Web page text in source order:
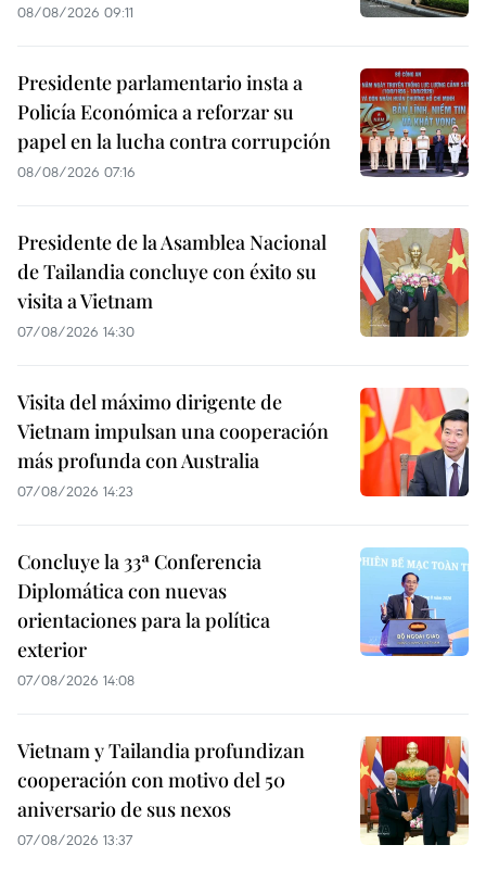
08/08/2026 09:11
Presidente parlamentario insta a
Policía Económica a reforzar su
papel en la lucha contra corrupción
08/08/2026 07:16
Presidente de la Asamblea Nacional
de Tailandia concluye con éxito su
visita a Vietnam
07/08/2026 14:30
Visita del máximo dirigente de
Vietnam impulsan una cooperación
más profunda con Australia
07/08/2026 14:23
Concluye la 33ª Conferencia
Diplomática con nuevas
orientaciones para la política
exterior
07/08/2026 14:08
Vietnam y Tailandia profundizan
cooperación con motivo del 50
aniversario de sus nexos
07/08/2026 13:37